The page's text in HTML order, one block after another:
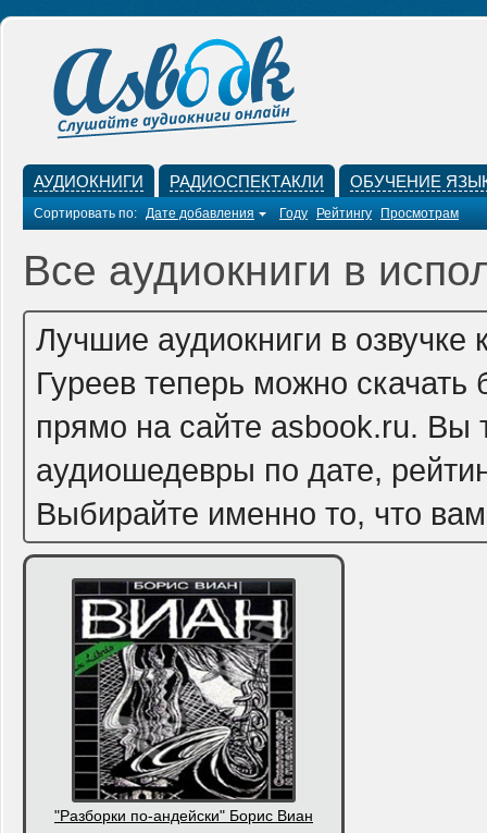
АУДИОКНИГИ РАДИОСПЕКТАКЛИ ОБУЧЕНИЕ
Сортировать по: Дате добавления Году Рейтингу Просмотрам
Все аудиокниги в
Лучшие аудиокниги в
Гуреев теперь можно
прямо на сайте asbook.ru. Вы
аудиошедевры по дате,
Выбирайте именно то, что
"Разборки по-андейски" Борис Виан